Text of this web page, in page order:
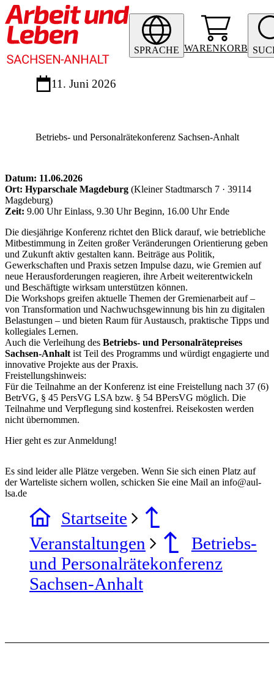
SPRACHE WARENKORB
11. Juni 2026
Betriebs- und Personalrätekonferenz Sachsen-Anhalt
Datum: 11.06.2026
Ort: Hyparschale Magdeburg (Kleiner Stadtmarsch 7 · 39114
Magdeburg)
Zeit: 9.00 Uhr Einlass, 9.30 Uhr Beginn, 16.00 Uhr Ende
Die diesjährige Konferenz richtet den Blick darauf, wie betriebliche
Mitbestimmung in Zeiten großer Veränderungen Orientierung geben
und Zukunft aktiv gestalten kann. Beiträge aus Politik,
Gewerkschaften und Praxis setzen Impulse dazu, wie Gremien auf
neue Herausforderungen reagieren, ihre Arbeit weiterentwickeln
und Beschäftigte wirksam unterstützen können.
Die Workshops greifen aktuelle Themen der Gremienarbeit auf –
von Transformation und Nachwuchsgewinnung bis hin zu digitalen
Belastungen – und bieten Raum für Austausch, praktische Tipps und
kollegiales Lernen.
Auch die Verleihung des Betriebs- und Personalrätepreises
Sachsen-Anhalt ist Teil des Programms und würdigt engagierte und
innovative Projekte aus der Praxis.
Freistellungshinweis:
Für die Teilnahme an der Konferenz ist eine Freistellung nach 37 (6)
BetrVG, § 45 PersVG LSA bzw. § 54 BPersVG möglich. Die
Teilnahme und Verpflegung sind kostenfrei. Reisekosten werden
nicht übernommen.
Hier geht es zur Anmeldung!
Es sind leider alle Plätze vergeben. Wenn Sie sich einen Platz auf
der Warteliste sichern wollen, schicken Sie eine Mail an info@aul-
lsa.de
Startseite
Veranstaltungen
Betriebs-
und Personalrätekonferenz
Sachsen-Anhalt